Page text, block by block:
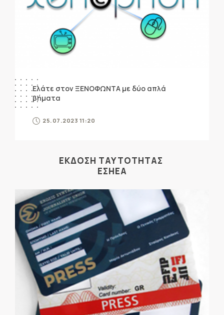
Ελάτε στον ΞΕΝΟΦΩΝΤΑ με δύο απλά
βήματα
25.07.2023 11:20
ΕΚΔΟΣΗ ΤΑΥΤΟΤΗΤΑΣ
ΕΣΗΕΑ